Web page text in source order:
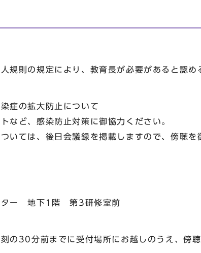
規則の規定により、教育長が必要があると認め
症の拡大防止について
など、感染防止対策に御協力ください。
いては、後日会議録を掲載しますので、傍聴を
ー 地下1階 第3研修室前
30分前までに受付場所にお越しのうえ、傍聴